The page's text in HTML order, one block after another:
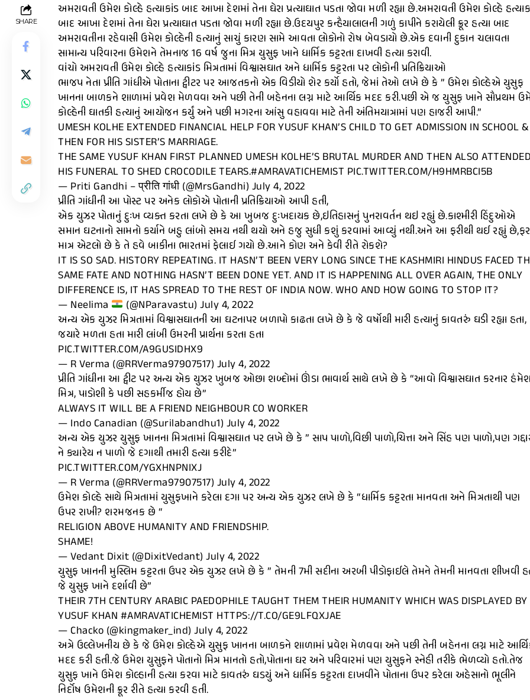
SHARE
અમરાવતી ઉમેશ કોલ્હે હત્યાકાંડ બાદ આખા દેશમાં તેના ઘેરા પ્રત્યાઘાત પડતા જોવા મળી રહ્યા છે.અમરાવતી ઉમેશ કોલ્હે
બાદ આખા દેશમાં તેના ઘેરા પ્રત્યાઘાત પડતા જોવા મળી રહ્યા છે.ઉદયપુર કન્હૈયાલાલની ગળું કાપીને કરાયેલી ક્રૂર હત્યા બાદ
અમરાવતીના રહેવાસી ઉમેશ કોલ્હેની હત્યાનું સાચું કારણ સામે આવતા લોકોનો રોષ બેવડાયો છે.એક દવાની દુકાન ચલાવતા
સામાન્ય પરિવારના ઉમેશને તેમનાજ 16 વર્ષ જુના મિત્ર યુસુફ ખાને ધાર્મિક કટ્ટરતા દાખવી હત્યા કરાવી.
વાંચો અમરાવતી ઉમેશ કોલ્હે હત્યાકાંડ મિત્રતામાં વિશ્વાસઘાત અને ધાર્મિક કટ્ટરતા પર લોકોની પ્રતિક્રિયાઓ
ભાજપ નેતા પ્રીતિ ગાંધીએ પોતાના ટ્વીટર પર આજતકનો એક વિડીયો શેર કર્યો હતો, જેમાં તેઓ લખે છે કે ” ઉમેશ કોલ્હેએ યુસુફ
ખાનના બાળકને શાળામાં પ્રવેશ મેળવવા અને પછી તેની બહેનના લગ્ન માટે આર્થિક મદદ કરી.પછી એ જ યુસુફ ખાને સૌપ્રથમ
કોલ્હેની ઘાતકી હત્યાનું આયોજન કર્યું અને પછી મગરના આંસુ વહાવવા માટે તેની અંતિમયાત્રામાં પણ હાજરી આપી.”
UMESH KOLHE EXTENDED FINANCIAL HELP FOR YUSUF KHAN’S CHILD TO GET ADMISSION IN SCHOOL &
THEN FOR HIS SISTER’S MARRIAGE.
THE SAME YUSUF KHAN FIRST PLANNED UMESH KOLHE’S BRUTAL MURDER AND THEN ALSO ATTENDED
HIS FUNERAL TO SHED CROCODILE TEARS.#AMRAVATICHEMIST PIC.TWITTER.COM/H9HMRBCI5B
— Priti Gandhi – प्रीति गांधी (@MrsGandhi) July 4, 2022
પ્રીતિ ગાંધીની આ પોસ્ટ પર અનેક લોકોએ પોતાની પ્રતિક્રિયાઓ આપી હતી,
એક યુઝર પોતાનું દુઃખ વ્યક્ત કરતા લખે છે કે આ ખુબજ દુઃખદાયક છે,ઇતિહાસનું પુનરાવર્તન થઇ રહ્યું છે.કાશ્મીરી હિંદુઓએ
સમાન ઘટનાનો સામનો કર્યાને બહુ લાંબો સમય નથી થયો અને હજુ સુધી કશું કરવામાં આવ્યું નથી.અને આ ફરીથી થઈ રહ્યું
માત્ર એટલો છે કે તે હવે બાકીના ભારતમાં ફેલાઈ ગયો છે.આને કોણ અને કેવી રીતે રોકશે?
IT IS SO SAD. HISTORY REPEATING. IT HASN’T BEEN VERY LONG SINCE THE KASHMIRI HINDUS FACED
SAME FATE AND NOTHING HASN’T BEEN DONE YET. AND IT IS HAPPENING ALL OVER AGAIN, THE ONLY
DIFFERENCE IS, IT HAS SPREAD TO THE REST OF INDIA NOW. WHO AND HOW GOING TO STOP IT?
— Neelima
(@NParavastu) July 4, 2022
અન્ય એક યુઝર મિત્રતામાં વિશ્વાસઘાતની આ ઘટનાપર બળાપો કાઢતા લખે છે કે જે વર્ષોથી મારી હત્યાનું કાવતરું ઘડી રહ્યા હતા,
જયારે મળતા હતા મારી લાંબી ઉમરની પ્રાર્થના કરતા હતા
PIC.TWITTER.COM/A9GUSIDHX9
— R Verma (@RRVerma97907517) July 4, 2022
પ્રીતિ ગાંધીના આ ટ્વીટ પર અન્ય એક યુઝર ખુબજ ઓછા શબ્દોમાં ઊંડા ભાવાર્થ સાથે લખે છે કે “આવો વિશ્વાસઘાત કરનાર
મિત્ર, પાડોશી કે પછી સહકર્મીજ હોય છે”
ALWAYS IT WILL BE A FRIEND NEIGHBOUR CO WORKER
— Indo Canadian (@Surilabandhu1) July 4, 2022
અન્ય એક યુઝર યુસુફ ખાનના મિત્રતામાં વિશ્વાસઘાત પર લખે છે કે ” સાપ પાળો,વિછી પાળો,ચિત્તા અને સિંહ પણ પાળો,પણ
ને ક્યારેય ન પાળો જે દગાથી તમારી હત્યા કરીદે”
PIC.TWITTER.COM/YGXHNPNIXJ
— R Verma (@RRVerma97907517) July 4, 2022
ઉમેશ કોલ્હે સાથે મિત્રતામાં યુસુફખાને કરેલા દગા પર અન્ય એક યુઝર લખે છે કે “ધાર્મિક કટ્ટરતા માનવતા અને મિત્રતાથી પણ
ઉપર રાખી? શરમજનક છે “
RELIGION ABOVE HUMANITY AND FRIENDSHIP.
SHAME!
— Vedant Dixit (@DixitVedant) July 4, 2022
યુસુફ ખાનની મુસ્લિમ કટ્ટરતા ઉપર એક યુઝર લખે છે કે ” તેમની 7મી સદીના અરબી પીડોફાઈલે તેમને તેમની માનવતા શીખવી
જે યુસુફ ખાને દર્શાવી છે”
THEIR 7TH CENTURY ARABIC PAEDOPHILE TAUGHT THEM THEIR HUMANITY WHICH WAS DISPLAYED BY
YUSUF KHAN #AMRAVATICHEMIST HTTPS://T.CO/GE9LFQXJAE
— Chacko (@kingmaker_ind) July 4, 2022
અત્રે ઉલ્લેખનીય છે કે જે ઉમેશ કોલ્હેએ યુસુફ ખાનના બાળકને શાળામાં પ્રવેશ મેળવવા અને પછી તેની બહેનના લગ્ન માટે
મદદ કરી હતી.જે ઉમેશ યુસુફને પોતાનો મિત્ર માનતો હતો,પોતાના ઘર અને પરિવારમાં પણ યુસુફને સ્નેહી તરીકે ભેળવ્યો હતો.તેજ
યુસુફ ખાને ઉમેશ કોલ્હાની હત્યા કરવા માટે કાવતરું ઘડયું અને ધાર્મિક કટ્ટરતા દાખવીને પોતાના ઉપર કરેલા અહેસાનો ભૂલીને
નિર્દોષ ઉમેશની ક્રૂર રીતે હત્યા કરવી હતી.